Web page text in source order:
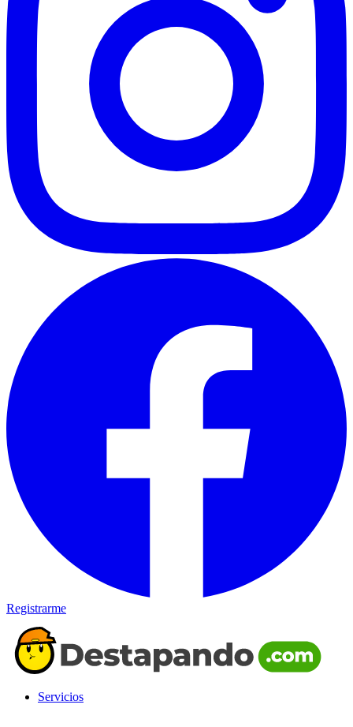
Registrarme
Servicios